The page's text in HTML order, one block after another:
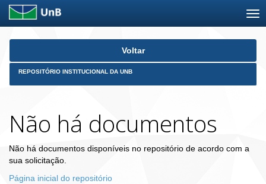
Skip
Voltar
REPOSITÓRIO INSTITUCIONAL DA UNB
Não há documentos
Não há documentos disponíveis no repositório de acordo com a
sua solicitação.
Página inicial do repositório